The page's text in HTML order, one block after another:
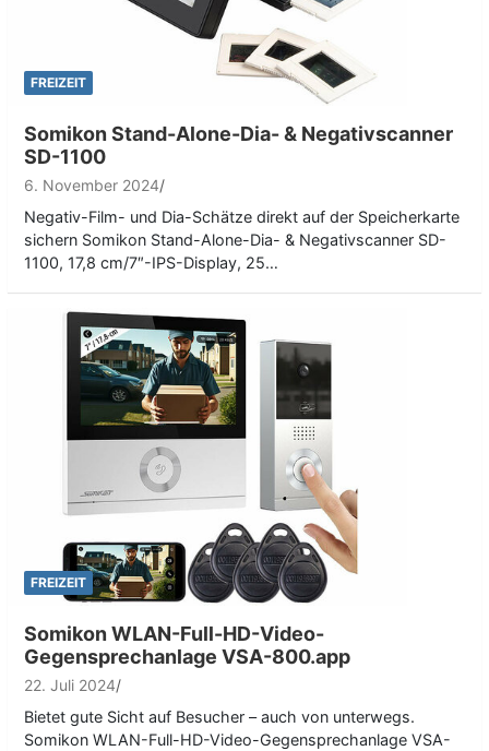
FREIZEIT
Somikon Stand-Alone-Dia- & Negativscanner
SD-1100
6. November 2024
Negativ-Film- und Dia-Schätze direkt auf der Speicherkarte
sichern Somikon Stand-Alone-Dia- & Negativscanner SD-
1100, 17,8 cm/7″-IPS-Display, 25…
FREIZEIT
Somikon WLAN-Full-HD-Video-
Gegensprechanlage VSA-800.app
22. Juli 2024
Bietet gute Sicht auf Besucher – auch von unterwegs.
Somikon WLAN-Full-HD-Video-Gegensprechanlage VSA-